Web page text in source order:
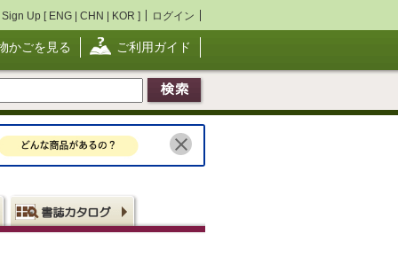
Sign Up [ ENG | CHN | KOR ] ログイン
かごを見る ご利用ガイド